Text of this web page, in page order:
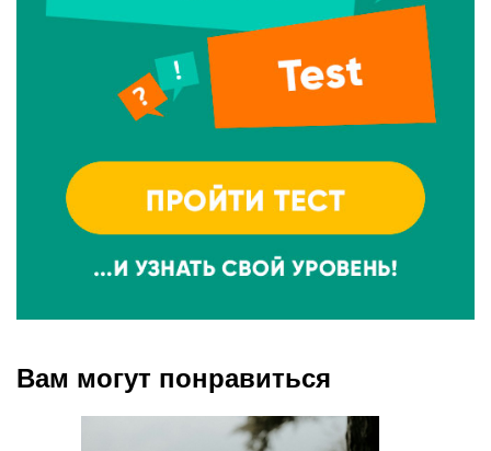
Вам могут понравиться